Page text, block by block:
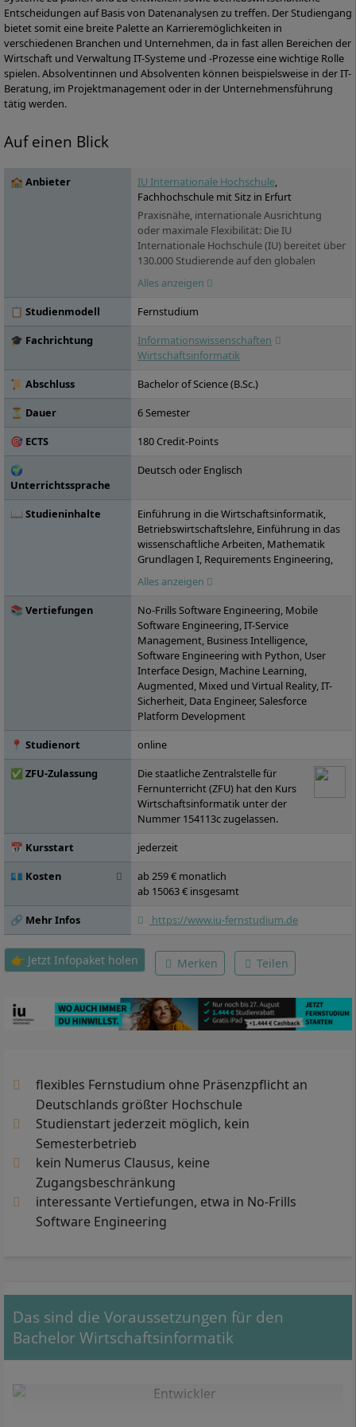
Entscheidungen auf Basis von Datenanalysen zu treffen. Der Studiengang
bietet somit eine breite Palette an Karrieremöglichkeiten in
verschiedenen Branchen und Unternehmen, da in fast allen Bereichen der
Wirtschaft und Verwaltung IT-Systeme und -Prozesse eine wichtige Rolle
spielen. Absolventinnen und Absolventen können beispielsweise in der IT-
Beratung, im Projektmanagement oder in der Unternehmensführung
tätig werden.
Auf einen Blick
🏫 Anbieter IU Internationale Hochschule,
Fachhochschule mit Sitz in Erfurt
Praxisnähe, internationale Ausrichtung
oder maximale Flexibilität: Die IU
Internationale Hochschule (IU) bereitet über
130.000 Studierende auf den globalen
Arbeitsmarkt vor. Sie versammelt unter
ihrem Dach über 100 Studienprogramme,
die in zwei voneinander unabhängigen
das IU Duale Studium sowie das IU
Fernstudium. Die IU bietet den
renommierten Praxispartnern in die
haben bereits erfolgreich mit der IU
Versicherungen oder Motel One. Die IU, die
Städten in Deutschland vertreten.
Alles anzeigen
📋 Studienmodell
Fernstudium
🎓 Fachrichtung
Informationswissenschaften
Wirtschaftsinformatik
📜 Abschluss
Bachelor of Science (B.Sc.)
⏳ Dauer
6 Semester
🎯 ECTS
180 Credit-Points
🌍
Unterrichtssprache
Deutsch oder Englisch
📖 Studieninhalte
Einführung in die Wirtschaftsinformatik,
Betriebswirtschaftslehre, Einführung in das
wissenschaftliche Arbeiten, Mathematik
Grundlagen I, Requirements Engineering,
Grundlagen der objektorientierten
Programmierung mit Java, Kollaboratives
Arbeiten, Investition und Finanzierung,
Datenstruktur und Java-Klassenbibliothek,
Statistik, Datenmodellierung und
Datenbanksysteme, Einführung in das
Prozessmanagement, Grundlagen der IT-
und ERP-Systeme, Programmierung von
Web-Anwendungsoberflächen,
Programmierung von industriellen
Informationssystemen mit Java EE, Kosten-
und Leistungsrechnung, Interkulturelle und
Qualitätssicherung im Softwareprozess,
Data Analytics und Big Data, Einkauf,
Beschaffung und Distribution, IT-Recht, IT-
Projektmanagement, Projekt Software
Unternehmensführung, Seminar Software
Organizational Behavior, Wahlpflichtmodul
A, Wahlpflichtmodul B, Wahlpflichtmodul C,
Alles anzeigen
📚 Vertiefungen
No-Frills Software Engineering, Mobile
Software Engineering, IT-Service
Management, Business Intelligence,
Software Engineering with Python, User
Interface Design, Machine Learning,
Augmented, Mixed und Virtual Reality, IT-
Sicherheit, Data Engineer, Salesforce
Platform Development
📍 Studienort
online
✅ ZFU-Zulassung
Die staatliche Zentralstelle für
Fernunterricht (ZFU) hat den Kurs
Wirtschaftsinformatik unter der
Nummer 154113c zugelassen.
📅 Kursstart
jederzeit
💶 Kosten
ab 259 € monatlich
ab 15063 € insgesamt
🔗 Mehr Infos
https://www.iu-fernstudium.de
👉 Jetzt Infopaket holen Merken Teilen
flexibles Fernstudium ohne Präsenzpflicht an
Deutschlands größter Hochschule
Studienstart jederzeit möglich, kein
Semesterbetrieb
kein Numerus Clausus, keine
Zugangsbeschränkung
interessante Vertiefungen, etwa in No-Frills
Software Engineering
Das sind die Voraussetzungen für den
Bachelor Wirtschaftsinformatik